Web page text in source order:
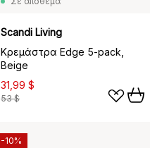
Scandi Living
Κρεμάστρα Edge 5-pack,
Beige
31,99 $
53 $
-10%